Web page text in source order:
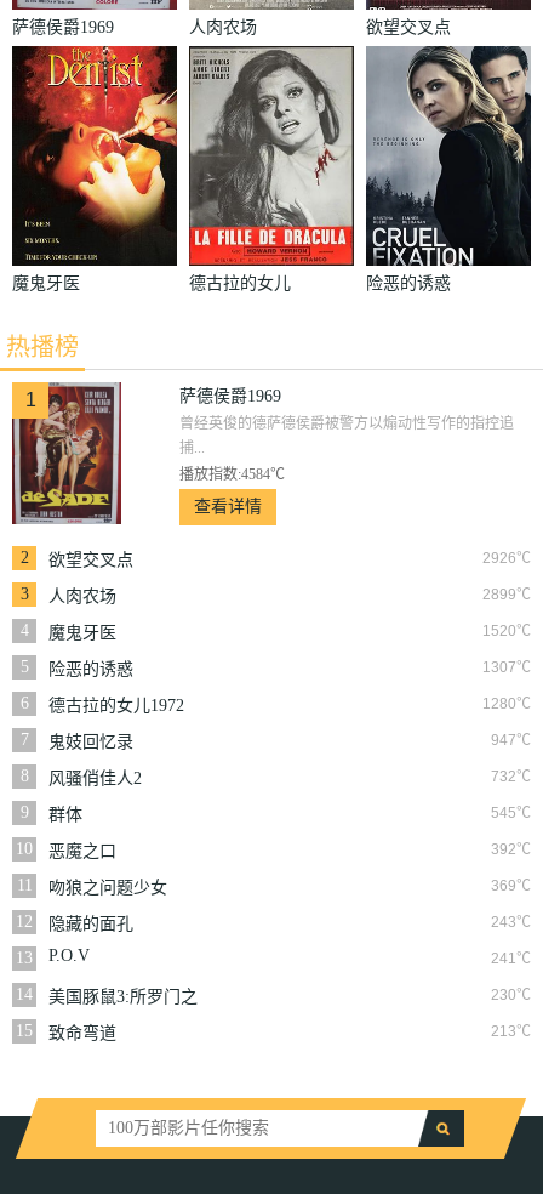
萨德侯爵1969 人肉农场 欲望交叉点
魔鬼牙医
德古拉的女儿
险恶的诱惑
热播榜
1 萨德侯爵1969
曾经英俊的德萨德侯爵被警方以煽动性写作的指控追
捕...
播放指数:4584℃
查看详情
2 2926℃
欲望交叉点
3
2899℃
人肉农场
4
1520℃
魔鬼牙医
5
1307℃
险恶的诱惑
6
1280℃
德古拉的女儿1972
7
947℃
鬼妓回忆录
8
732℃
风骚俏佳人2
9
545℃
群体
10
392℃
恶魔之口
11
369℃
吻狼之问题少女
12
243℃
隐藏的面孔
13
241℃
P.O.V
14 230℃
美国豚鼠3:所罗门之
歌
15 213℃
致命弯道